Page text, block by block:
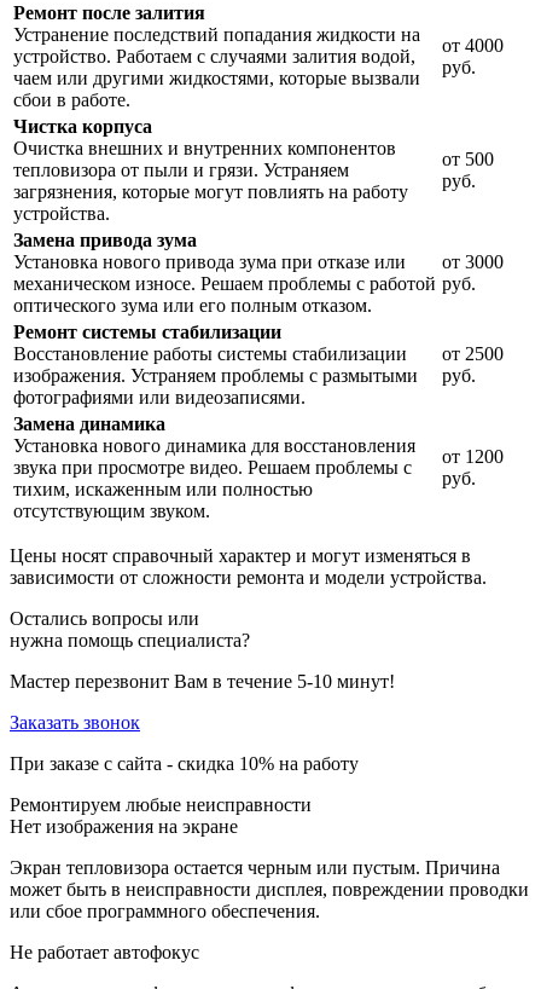
Ремонт после залития
Устранение последствий попадания жидкости на
устройство. Работаем с случаями залития водой,
чаем или другими жидкостями, которые вызвали
сбои в работе.
от 4000
руб.
Чистка корпуса
Очистка внешних и внутренних компонентов
тепловизора от пыли и грязи. Устраняем
загрязнения, которые могут повлиять на работу
устройства.
от 500
руб.
Замена привода зума
Установка нового привода зума при отказе или
механическом износе. Решаем проблемы с работой
оптического зума или его полным отказом.
от 3000
руб.
Ремонт системы стабилизации
Восстановление работы системы стабилизации
изображения. Устраняем проблемы с размытыми
фотографиями или видеозаписями.
от 2500
руб.
Замена динамика
Установка нового динамика для восстановления
звука при просмотре видео. Решаем проблемы с
тихим, искаженным или полностью
отсутствующим звуком.
от 1200
руб.
Цены носят справочный характер и могут изменяться в
зависимости от сложности ремонта и модели устройства.
Остались вопросы или
нужна помощь специалиста?
Мастер перезвонит Вам в течение 5-10 минут!
Заказать звонок
При заказе с сайта - скидка 10% на работу
Ремонтируем любые неисправности
Нет изображения на экране
Экран тепловизора остается черным или пустым. Причина
может быть в неисправности дисплея, повреждении проводки
или сбое программного обеспечения.
Не работает автофокус